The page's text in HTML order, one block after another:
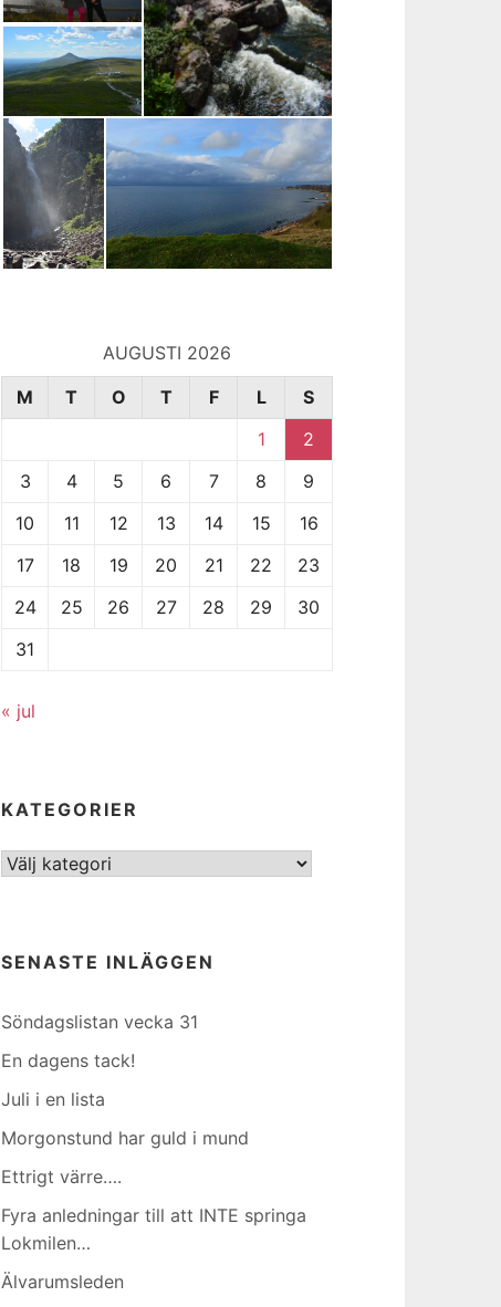
AUGUSTI 2026
M
T O T F L
S
1
2
3
4 5 6 7 8
9
10
11 12 13 14 15
16
17
18 19 20 21 22
23
24
25 26 27 28 29
30
31
« jul
KATEGORIER
Kategorier
SENASTE INLÄGGEN
Söndagslistan vecka 31
En dagens tack!
Juli i en lista
Morgonstund har guld i mund
Ettrigt värre….
Fyra anledningar till att INTE springa
Lokmilen…
Älvarumsleden